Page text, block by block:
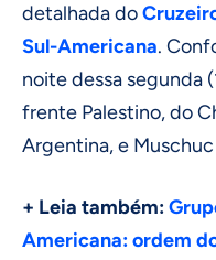
detalhada do
Sul-Americana.
noite dessa segunda
frente Palestino, do
Argentina, e
+ Leia também:
Americana: ordem